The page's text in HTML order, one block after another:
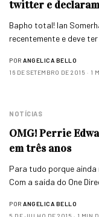
twitter e
Bapho total! Ian
recentemente e deve
POR ANGELICA BELLO
16 DE SETEMBRO DE 2015
1
NOTÍCIAS
OMG! Perrie
em três anos
Para tudo porque
Com a saída do One
POR ANGELICA BELLO